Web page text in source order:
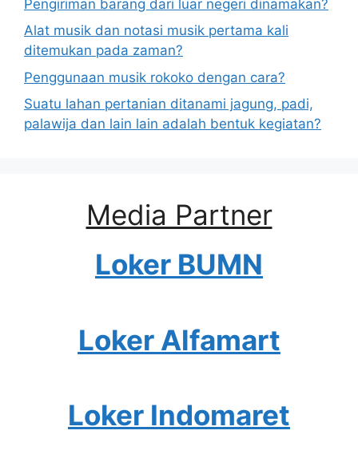
Pengiriman barang dari luar negeri dinamakan?
Alat musik dan notasi musik pertama kali
ditemukan pada zaman?
Penggunaan musik rokoko dengan cara?
Suatu lahan pertanian ditanami jagung, padi,
palawija dan lain lain adalah bentuk kegiatan?
Media Partner
Loker BUMN
Loker Alfamart
Loker Indomaret